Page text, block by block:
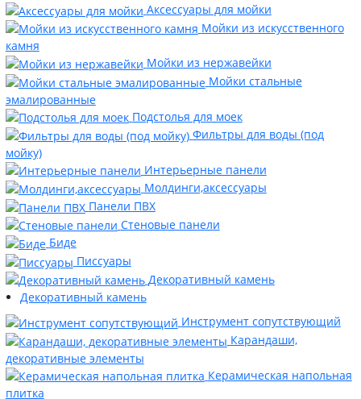
Аксессуары для мойки
Мойки из искусственного
камня
Мойки из нержавейки
Мойки стальные
эмалированные
Подстолья для моек
Фильтры для воды (под
мойку)
Интерьерные панели
Молдинги,аксессуары
Панели ПВХ
Стеновые панели
Биде
Писсуары
Декоративный камень
Декоративный камень
Инструмент сопутствующий
Карандаши,
декоративные элементы
Керамическая напольная
плитка